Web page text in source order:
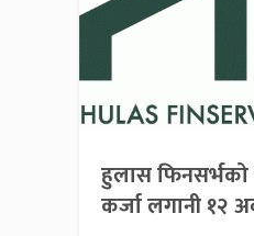
हुलास फिनसर्भको
कर्जा लगानी १२